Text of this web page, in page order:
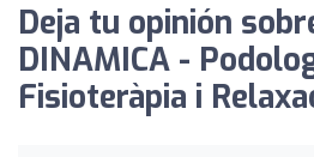
Deja tu opinión
DINAMICA -
Fisioteràpia i